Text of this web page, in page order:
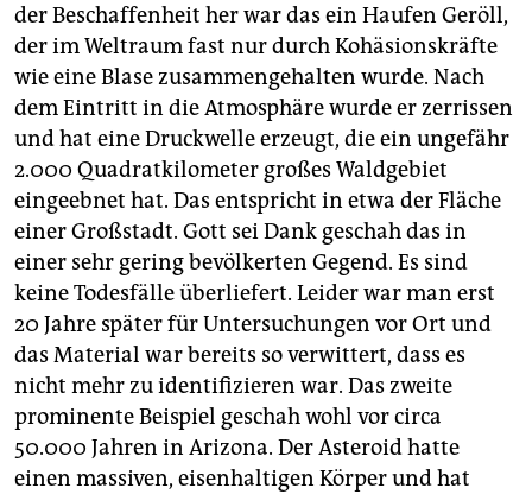
der Beschaffenheit her war das ein Haufen Geröll,
der im Weltraum fast nur durch Kohäsionskräfte
wie eine Blase zusammengehalten wurde. Nach
dem Eintritt in die Atmosphäre wurde er zerrissen
und hat eine Druckwelle erzeugt, die ein ungefähr
2.000 Quadratkilometer großes Waldgebiet
eingeebnet hat. Das entspricht in etwa der Fläche
einer Großstadt. Gott sei Dank geschah das in
einer sehr gering bevölkerten Gegend. Es sind
keine Todesfälle überliefert. Leider war man erst
20 Jahre später für Untersuchungen vor Ort und
das Material war bereits so verwittert, dass es
nicht mehr zu identifizieren war. Das zweite
prominente Beispiel geschah wohl vor circa
50.000 Jahren in Arizona. Der Asteroid hatte
einen massiven, eisenhaltigen Körper und hat